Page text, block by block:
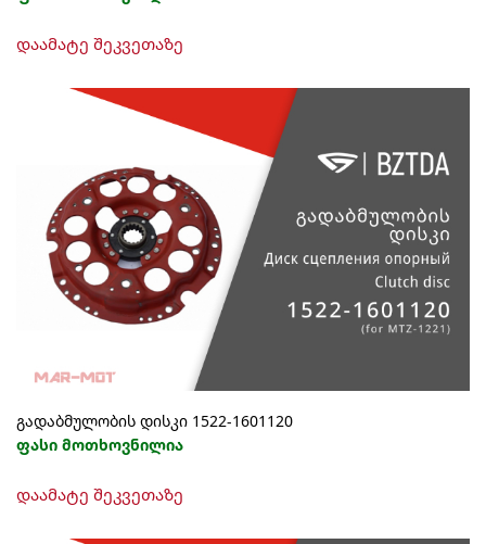
დაამატე შეკვეთაზე
გადაბმულობის დისკი 1522-1601120
ფასი მოთხოვნილია
დაამატე შეკვეთაზე